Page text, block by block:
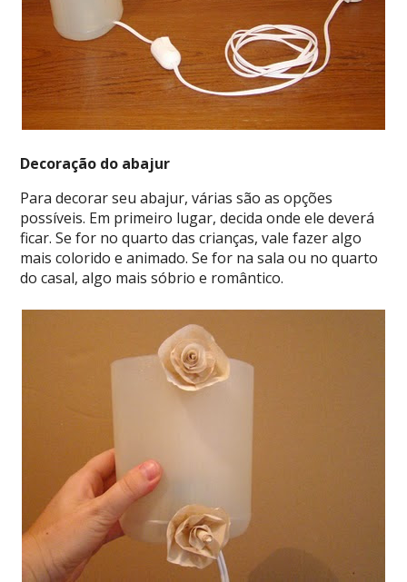
Decoração do abajur
Para decorar seu abajur, várias são as opções
possíveis. Em primeiro lugar, decida onde ele deverá
ficar. Se for no quarto das crianças, vale fazer algo
mais colorido e animado. Se for na sala ou no quarto
do casal, algo mais sóbrio e romântico.